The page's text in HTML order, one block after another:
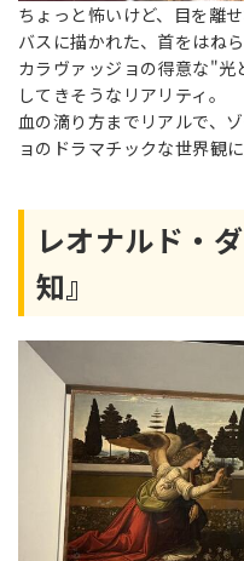
ちょっと怖いけど、目を離
バスに描かれた、首をはね
カラヴァッジョの得意な"
してきそうなリアリティ。
血の滴り方までリアルで、
ョのドラマチックな世界観
レオナルド・
知』